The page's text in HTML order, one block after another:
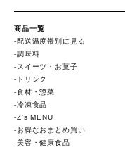
商品一覧
配送温度帯別に見る
調味料
スイーツ・お菓子
ドリンク
食材・惣菜
冷凍食品
Z's MENU
お得なおまとめ買い
美容・健康食品